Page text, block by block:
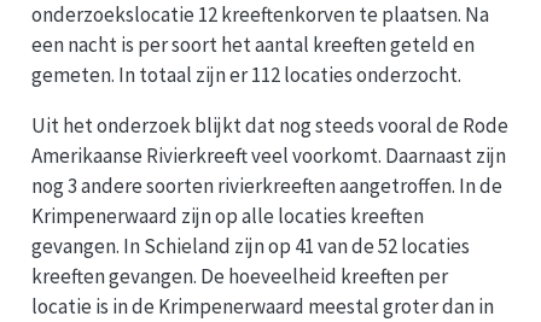
onderzoekslocatie 12 kreeftenkorven te plaatsen. Na
een nacht is per soort het aantal kreeften geteld en
gemeten. In totaal zijn er 112 locaties onderzocht.
Uit het onderzoek blijkt dat nog steeds vooral de Rode
Amerikaanse Rivierkreeft veel voorkomt. Daarnaast zijn
nog 3 andere soorten rivierkreeften aangetroffen. In de
Krimpenerwaard zijn op alle locaties kreeften
gevangen. In Schieland zijn op 41 van de 52 locaties
kreeften gevangen. De hoeveelheid kreeften per
locatie is in de Krimpenerwaard meestal groter dan in